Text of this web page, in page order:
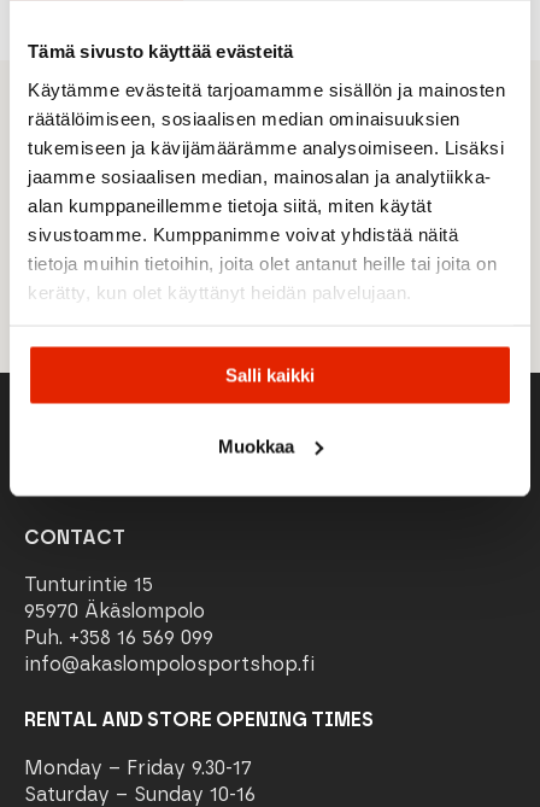
Tämä sivusto käyttää evästeitä
Käytämme evästeitä tarjoamamme sisällön ja mainosten
räätälöimiseen, sosiaalisen median ominaisuuksien
tukemiseen ja kävijämäärämme analysoimiseen. Lisäksi
jaamme sosiaalisen median, mainosalan ja analytiikka-
alan kumppaneillemme tietoja siitä, miten käytät
sivustoamme. Kumppanimme voivat yhdistää näitä
tietoja muihin tietoihin, joita olet antanut heille tai joita on
kerätty, kun olet käyttänyt heidän palvelujaan.
Salli kaikki
Muokkaa
The sportiest offers straight to
your email
By subscribing to the newsletter, I accept the
privacy statement and the use of cookies.
Email
*
CONTACT
Tunturintie 15
95970 Äkäslompolo
Puh. +358 16 569 099
info@akaslompolosportshop.fi
RENTAL AND STORE OPENING TIMES
Monday – Friday 9.30-17
Saturday – Sunday 10-16